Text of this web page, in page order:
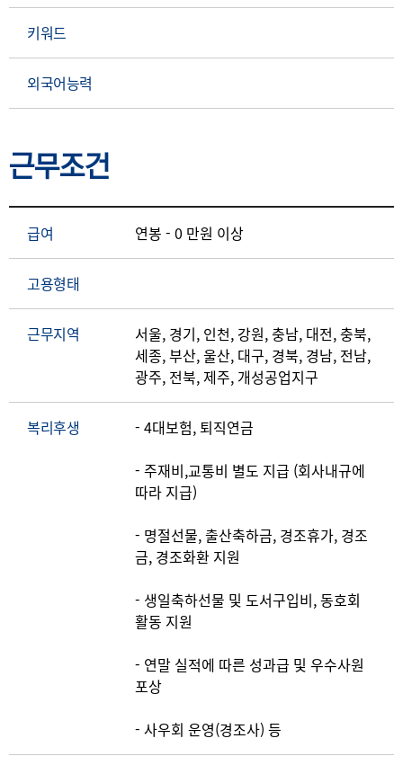
키워드
외국어능력
근무조건
급여 연봉 - 0 만원 이상
고용형태
근무지역
서울, 경기, 인천, 강원, 충남, 대전, 충북,
세종, 부산, 울산, 대구, 경북, 경남, 전남,
광주, 전북, 제주, 개성공업지구
복리후생
- 4대보험, 퇴직연금
- 주재비,교통비 별도 지급 (회사내규에
따라 지급)
- 명절선물, 출산축하금, 경조휴가, 경조
금, 경조화환 지원
- 생일축하선물 및 도서구입비, 동호회
활동 지원
- 연말 실적에 따른 성과급 및 우수사원
포상
- 사우회 운영(경조사) 등